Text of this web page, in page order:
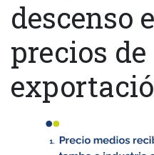
descenso
precios de